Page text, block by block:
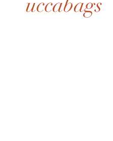
uccabags